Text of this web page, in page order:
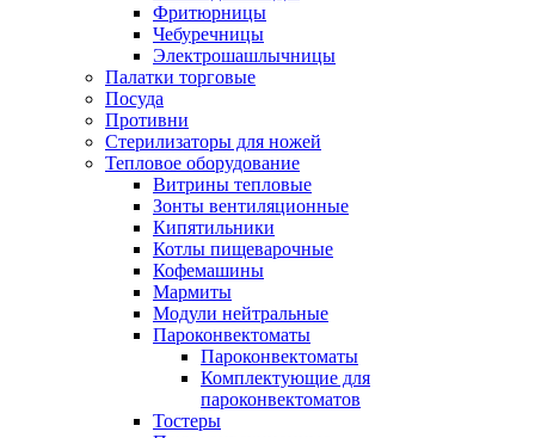
Фритюрницы
Чебуречницы
Электрошашлычницы
Палатки торговые
Посуда
Противни
Стерилизаторы для ножей
Тепловое оборудование
Витрины тепловые
Зонты вентиляционные
Кипятильники
Котлы пищеварочные
Кофемашины
Мармиты
Модули нейтральные
Пароконвектоматы
Пароконвектоматы
Комплектующие для
пароконвектоматов
Тостеры